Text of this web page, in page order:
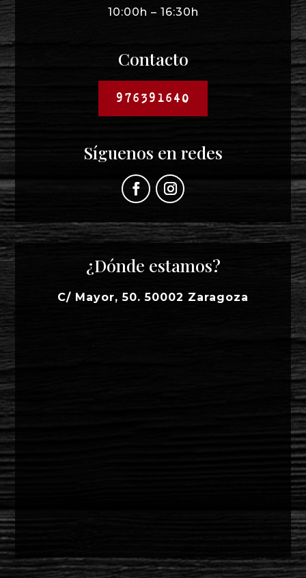
10:00h – 16:30h
Contacto
976391640
Síguenos en redes
¿Dónde estamos?
C/ Mayor, 50. 50002 Zaragoza